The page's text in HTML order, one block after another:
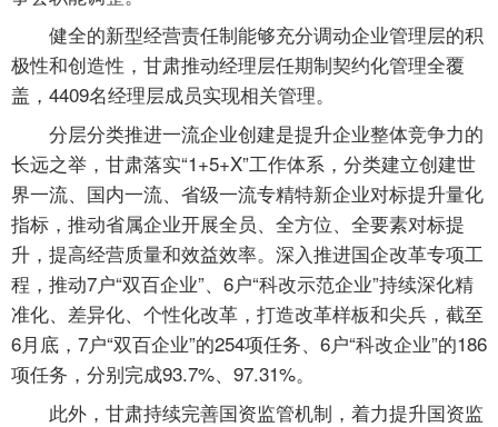
健全的新型经营责任制能够充分调动企业管理层的积
极性和创造性，甘肃推动经理层任期制契约化管理全覆
盖，4409名经理层成员实现相关管理。
分层分类推进一流企业创建是提升企业整体竞争力的
长远之举，甘肃落实“1+5+X”工作体系，分类建立创建世
界一流、国内一流、省级一流专精特新企业对标提升量化
指标，推动省属企业开展全员、全方位、全要素对标提
升，提高经营质量和效益效率。深入推进国企改革专项工
程，推动7户“双百企业”、6户“科改示范企业”持续深化精
准化、差异化、个性化改革，打造改革样板和尖兵，截至
6月底，7户“双百企业”的254项任务、6户“科改企业”的186
项任务，分别完成93.7%、97.31%。
此外，甘肃持续完善国资监管机制，着力提升国资监